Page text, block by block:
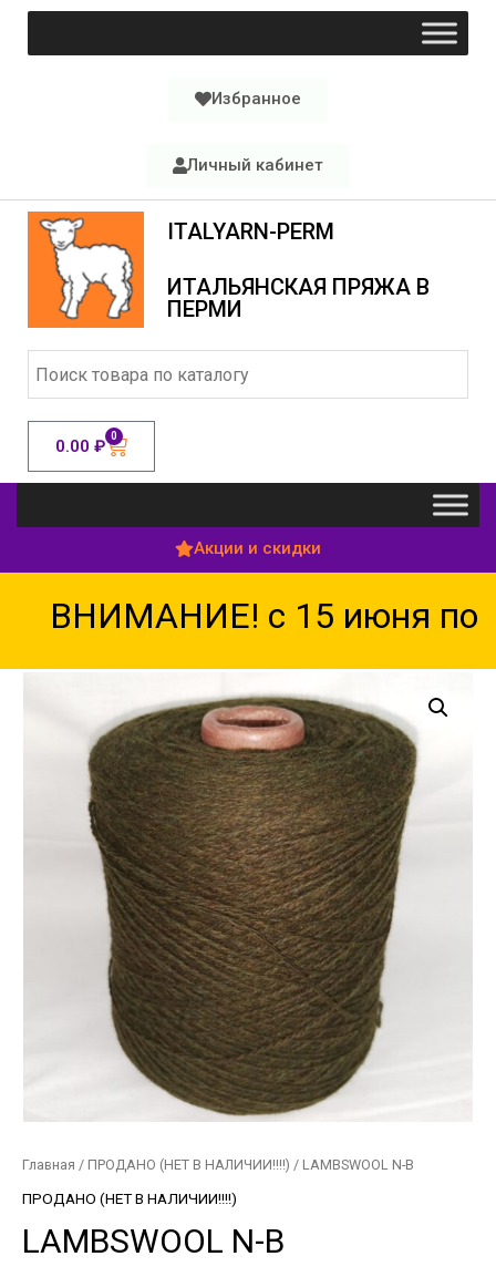
Избранное
Личный кабинет
ITALYARN-PERM
ИТАЛЬЯНСКАЯ ПРЯЖА В
ПЕРМИ
0.00 ₽ 0
Акции и скидки
ВНИМАНИЕ! с 15 июня по
Главная / ПРОДАНО (НЕТ В НАЛИЧИИ!!!!) / LAMBSWOOL N-B
ПРОДАНО (НЕТ В НАЛИЧИИ!!!!)
LAMBSWOOL N-B